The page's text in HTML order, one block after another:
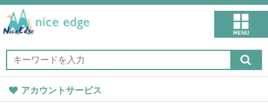
アカウントサービス